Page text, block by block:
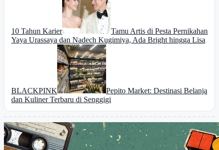
10 Tahun Karier
Tamu Artis di Pesta Pernikahan
Yaya Urassaya dan Nadech Kugimiya, Ada Bright hingga Lisa
BLACKPINK
Pepito Market: Destinasi Belanja
dan Kuliner Terbaru di Senggigi